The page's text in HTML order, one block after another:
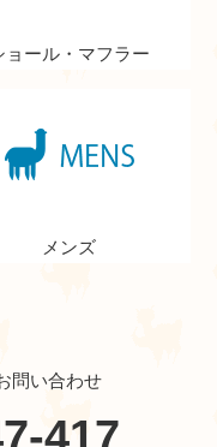
ョール・マフラー
メンズ
問い合わせ
417